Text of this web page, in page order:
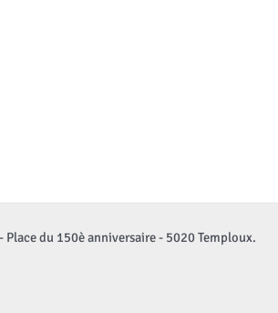
du 150è anniversaire - 5020 Temploux.